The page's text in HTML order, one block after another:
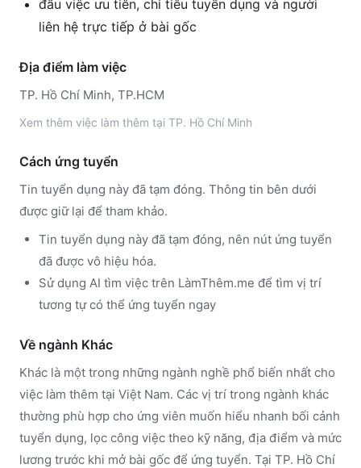
đầu việc ưu tiên, chỉ tiêu tuyển dụng và người
liên hệ trực tiếp ở bài gốc
Địa điểm làm việc
TP. Hồ Chí Minh, TP.HCM
Xem thêm việc làm thêm tại TP. Hồ Chí Minh
Cách ứng tuyển
Tin tuyển dụng này đã tạm đóng. Thông tin bên dưới
được giữ lại để tham khảo.
Tin tuyển dụng này đã tạm đóng, nên nút ứng tuyển
đã được vô hiệu hóa.
Sử dụng AI tìm việc trên LàmThêm.me để tìm vị trí
tương tự có thể ứng tuyển ngay
Về ngành Khác
Khác là một trong những ngành nghề phổ biến nhất cho
việc làm thêm tại Việt Nam. Các vị trí trong ngành khác
thường phù hợp cho ứng viên muốn hiểu nhanh bối cảnh
tuyển dụng, lọc công việc theo kỹ năng, địa điểm và mức
lương trước khi mở bài gốc để ứng tuyển. Tại TP. Hồ Chí